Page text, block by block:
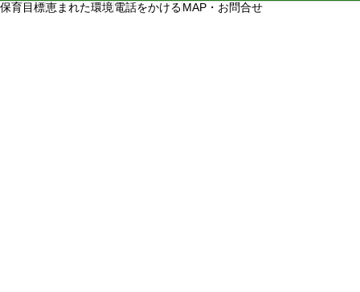
保育目標恵まれた環境電話をかけるMAP・お問合せ